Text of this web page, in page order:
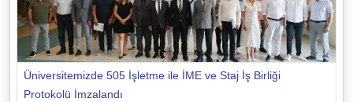
Üniversitemizde 505 İşletme ile İME ve Staj İş Birliği
Protokolü İmzalandı